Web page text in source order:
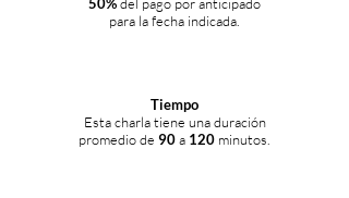
para la fecha indicada.
Tiempo
Esta charla tiene una duración
promedio de 90a 120 minutos.